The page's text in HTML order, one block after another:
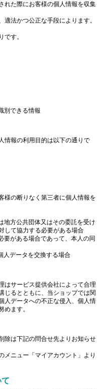
れた際にお客様の個人情報を収集
法かつ公正な手段によります。
です。
別できる情報
情報の利用目的は以下の通りで
様の断りなく第三者に個人情報を
地方公共団体又はその委託を受け
して協力する必要がある場合
要がある場合であって、本人の同
人データを交換する場合
はサービス提供会社によって合理
じるとともに、当ショップでは関
人データへの不正な侵入、個人情
めます。
除は下記の問合せ先よりお知らせ
メニュー「マイアカウント」より